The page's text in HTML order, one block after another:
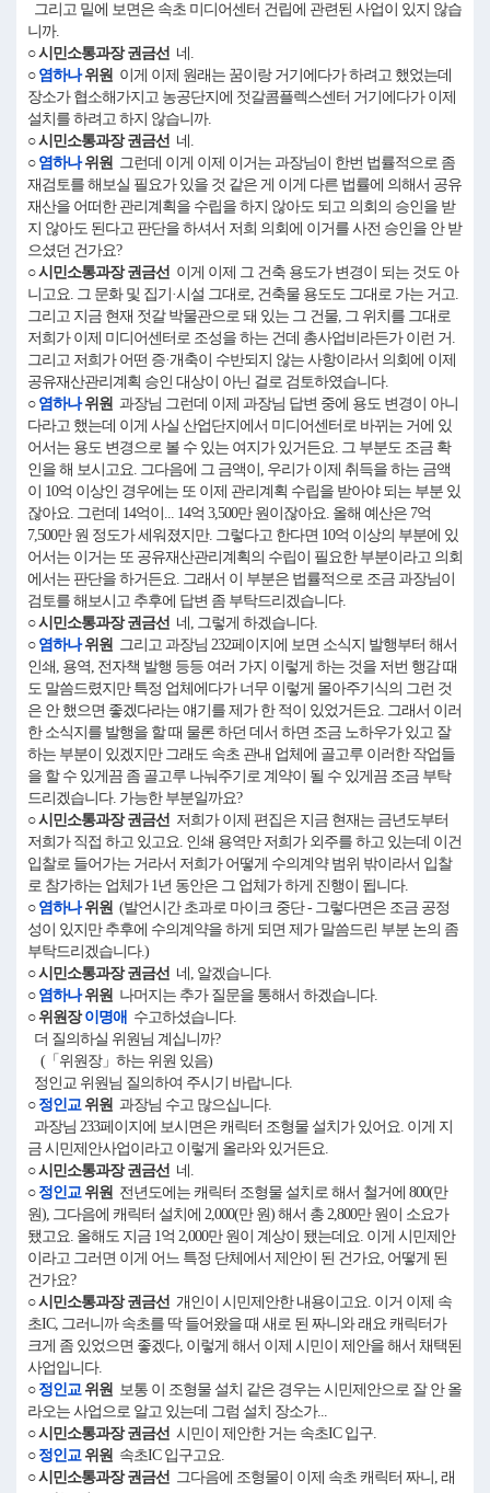
그리고 밑에 보면은 속초 미디어센터 건립에 관련된 사업이 있지 않습
니까.
○ 시민소통과장 권금선 네.
○ 염하나위원 이게 이제 원래는 꿈이랑 거기에다가 하려고 했었는데
장소가 협소해가지고 농공단지에 젓갈콤플렉스센터 거기에다가 이제
설치를 하려고 하지 않습니까.
○ 시민소통과장 권금선 네.
○ 염하나위원 그런데 이게 이제 이거는 과장님이 한번 법률적으로 좀
재검토를 해보실 필요가 있을 것 같은 게 이게 다른 법률에 의해서 공유
재산을 어떠한 관리계획을 수립을 하지 않아도 되고 의회의 승인을 받
지 않아도 된다고 판단을 하셔서 저희 의회에 이거를 사전 승인을 안 받
으셨던 건가요?
○ 시민소통과장 권금선 이게 이제 그 건축 용도가 변경이 되는 것도 아
니고요. 그 문화 및 집기·시설 그대로, 건축물 용도도 그대로 가는 거고.
그리고 지금 현재 젓갈 박물관으로 돼 있는 그 건물, 그 위치를 그대로
저희가 이제 미디어센터로 조성을 하는 건데 총사업비라든가 이런 거.
그리고 저희가 어떤 증·개축이 수반되지 않는 사항이라서 의회에 이제
공유재산관리계획 승인 대상이 아닌 걸로 검토하였습니다.
○ 염하나위원 과장님 그런데 이제 과장님 답변 중에 용도 변경이 아니
다라고 했는데 이게 사실 산업단지에서 미디어센터로 바뀌는 거에 있
어서는 용도 변경으로 볼 수 있는 여지가 있거든요. 그 부분도 조금 확
인을 해 보시고요. 그다음에 그 금액이, 우리가 이제 취득을 하는 금액
이 10억 이상인 경우에는 또 이제 관리계획 수립을 받아야 되는 부분 있
잖아요. 그런데 14억이... 14억 3,500만 원이잖아요. 올해 예산은 7억
7,500만 원 정도가 세워졌지만. 그렇다고 한다면 10억 이상의 부분에 있
어서는 이거는 또 공유재산관리계획의 수립이 필요한 부분이라고 의회
에서는 판단을 하거든요. 그래서 이 부분은 법률적으로 조금 과장님이
검토를 해보시고 추후에 답변 좀 부탁드리겠습니다.
○ 시민소통과장 권금선 네, 그렇게 하겠습니다.
○ 염하나위원 그리고 과장님 232페이지에 보면 소식지 발행부터 해서
인쇄, 용역, 전자책 발행 등등 여러 가지 이렇게 하는 것을 저번 행감 때
도 말씀드렸지만 특정 업체에다가 너무 이렇게 몰아주기식의 그런 것
은 안 했으면 좋겠다라는 얘기를 제가 한 적이 있었거든요. 그래서 이러
한 소식지를 발행을 할 때 물론 하던 데서 하면 조금 노하우가 있고 잘
하는 부분이 있겠지만 그래도 속초 관내 업체에 골고루 이러한 작업들
을 할 수 있게끔 좀 골고루 나눠주기로 계약이 될 수 있게끔 조금 부탁
드리겠습니다. 가능한 부분일까요?
○ 시민소통과장 권금선 저희가 이제 편집은 지금 현재는 금년도부터
저희가 직접 하고 있고요. 인쇄 용역만 저희가 외주를 하고 있는데 이건
입찰로 들어가는 거라서 저희가 어떻게 수의계약 범위 밖이라서 입찰
로 참가하는 업체가 1년 동안은 그 업체가 하게 진행이 됩니다.
○ 염하나위원 (발언시간 초과로 마이크 중단 - 그렇다면은 조금 공정
성이 있지만 추후에 수의계약을 하게 되면 제가 말씀드린 부분 논의 좀
부탁드리겠습니다.)
○ 시민소통과장 권금선 네, 알겠습니다.
○ 염하나위원 나머지는 추가 질문을 통해서 하겠습니다.
○ 위원장이명애 수고하셨습니다.
더 질의하실 위원님 계십니까?
(「위원장」하는 위원 있음)
정인교 위원님 질의하여 주시기 바랍니다.
○ 정인교위원 과장님 수고 많으십니다.
과장님 233페이지에 보시면은 캐릭터 조형물 설치가 있어요. 이게 지
금 시민제안사업이라고 이렇게 올라와 있거든요.
○ 시민소통과장 권금선 네.
○ 정인교위원 전년도에는 캐릭터 조형물 설치로 해서 철거에 800(만
원), 그다음에 캐릭터 설치에 2,000(만 원) 해서 총 2,800만 원이 소요가
됐고요. 올해도 지금 1억 2,000만 원이 계상이 됐는데요. 이게 시민제안
이라고 그러면 이게 어느 특정 단체에서 제안이 된 건가요, 어떻게 된
건가요?
○ 시민소통과장 권금선 개인이 시민제안한 내용이고요. 이거 이제 속
초IC, 그러니까 속초를 딱 들어왔을 때 새로 된 짜니와 래요 캐릭터가
크게 좀 있었으면 좋겠다, 이렇게 해서 이제 시민이 제안을 해서 채택된
사업입니다.
○ 정인교위원 보통 이 조형물 설치 같은 경우는 시민제안으로 잘 안 올
라오는 사업으로 알고 있는데 그럼 설치 장소가...
○ 시민소통과장 권금선 시민이 제안한 거는 속초IC 입구.
○ 정인교위원 속초IC 입구고요.
○ 시민소통과장 권금선 그다음에 조형물이 이제 속초 캐릭터 짜니, 래